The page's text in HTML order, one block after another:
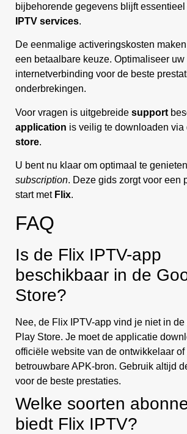
bijbehorende gegevens blijft
IPTV services.
De eenmalige activeringskosten
een betaalbare keuze. Optimaliseer uw
internetverbinding voor de beste
onderbrekingen.
Voor vragen is uitgebreide support
application is veilig te downloaden via
store.
U bent nu klaar om optimaal te
subscription. Deze gids zorgt voor een
start met Flix.
FAQ
Is de Flix IPTV-app
beschikbaar in de
Store?
Nee, de Flix IPTV-app vind je niet in
Play Store. Je moet de applicatie
officiële website van de ontwikkelaar of
betrouwbare APK-bron. Gebruik altijd
voor de beste prestaties.
Welke soorten
biedt Flix IPTV?